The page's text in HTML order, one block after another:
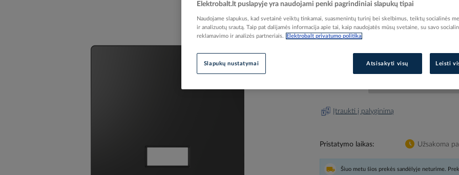
Elektrobalt prekės kodas
Gamintojo prekės kodas
Įtraukti į palyginimą
Pristatymo laikas Užsakoma
Šiuo metu šios prekės sandėlyje neturime.
Elektrobalt.lt puslapyje yra naudojami penki pagrindiniai slapukų tipai
Naudojame slapukus, kad svetainė veiktų tinkamai, suasmenintų turinį bei skelbimus, teiktų socialinės
ir analizuotų srautą. Taip pat dalijamės informacija apie tai, kaip naudojatės mūsų svetaine, su savo
reklamavimo ir analizės partneriais.
Elektrobalt privatumo politika
Slapukų nustatymai Atsisakyti visų Leisti